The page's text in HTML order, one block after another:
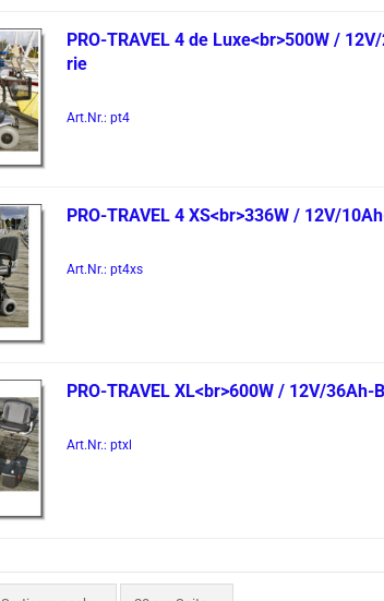
PRO-​TRA­VEL 4 de Luxe<br>500W /
rie
Art.Nr.: pt4
PRO-​TRA­VEL 4 XS<br>336W / 12V/
Art.Nr.: pt4xs
PRO-​TRA­VEL XL<br>600W / 12V/36Ah-​
Art.Nr.: ptxl